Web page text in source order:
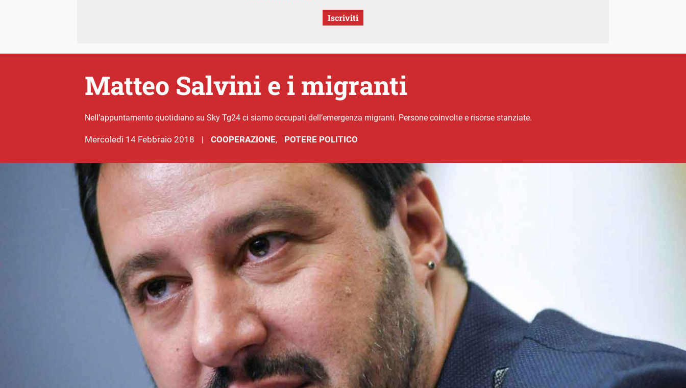
Iscriviti
Matteo Salvini e i migranti
Nell’appuntamento quotidiano su Sky Tg24 ci siamo occupati dell’emergenza migranti. Persone coinvolte e risorse stanziate.
mercoledì 14 Febbraio 2018 | COOPERAZIONE, POTERE POLITICO